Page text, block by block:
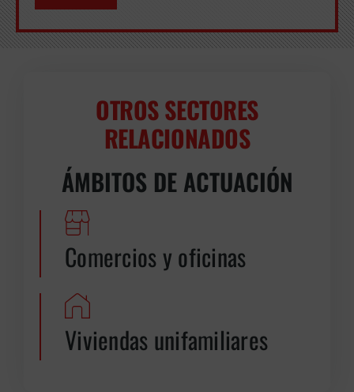
OTROS SECTORES
RELACIONADOS
ÁMBITOS DE ACTUACIÓN
Comercios y oficinas
Viviendas unifamiliares